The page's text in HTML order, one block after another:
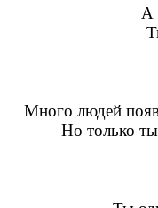
А
Много людей
Но только